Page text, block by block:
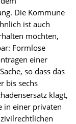
Die Kommune
ist auch
möchten,
Formlose
einer
so dass das
bis sechs
klagt,
in einer privaten